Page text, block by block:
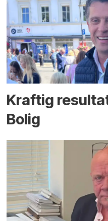
Kraftig
Bolig